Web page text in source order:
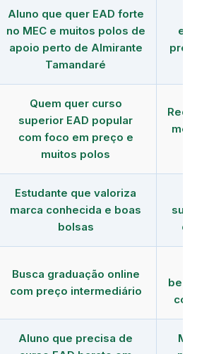
Aluno que quer EAD forte
no MEC e muitos polos de
apoio perto de Almirante
Tamandaré
Quem quer curso
superior EAD popular
com foco em preço e
muitos polos
Estudante que valoriza
marca conhecida e boas
bolsas
Busca graduação online
com preço intermediário
Aluno que precisa de